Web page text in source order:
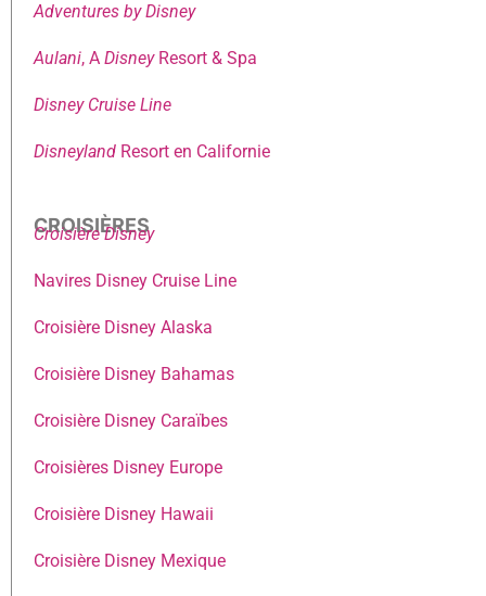
Adventures by Disney
Aulani, A DisneyResort & Spa
Disney Cruise Line
Disneyland Resort en Californie
CROISIÈRES
Croisière Disney
Navires Disney Cruise Line
Croisière Disney Alaska
Croisière Disney Bahamas
Croisière Disney Caraïbes
Croisières Disney Europe
Croisière Disney Hawaii
Croisière Disney Mexique